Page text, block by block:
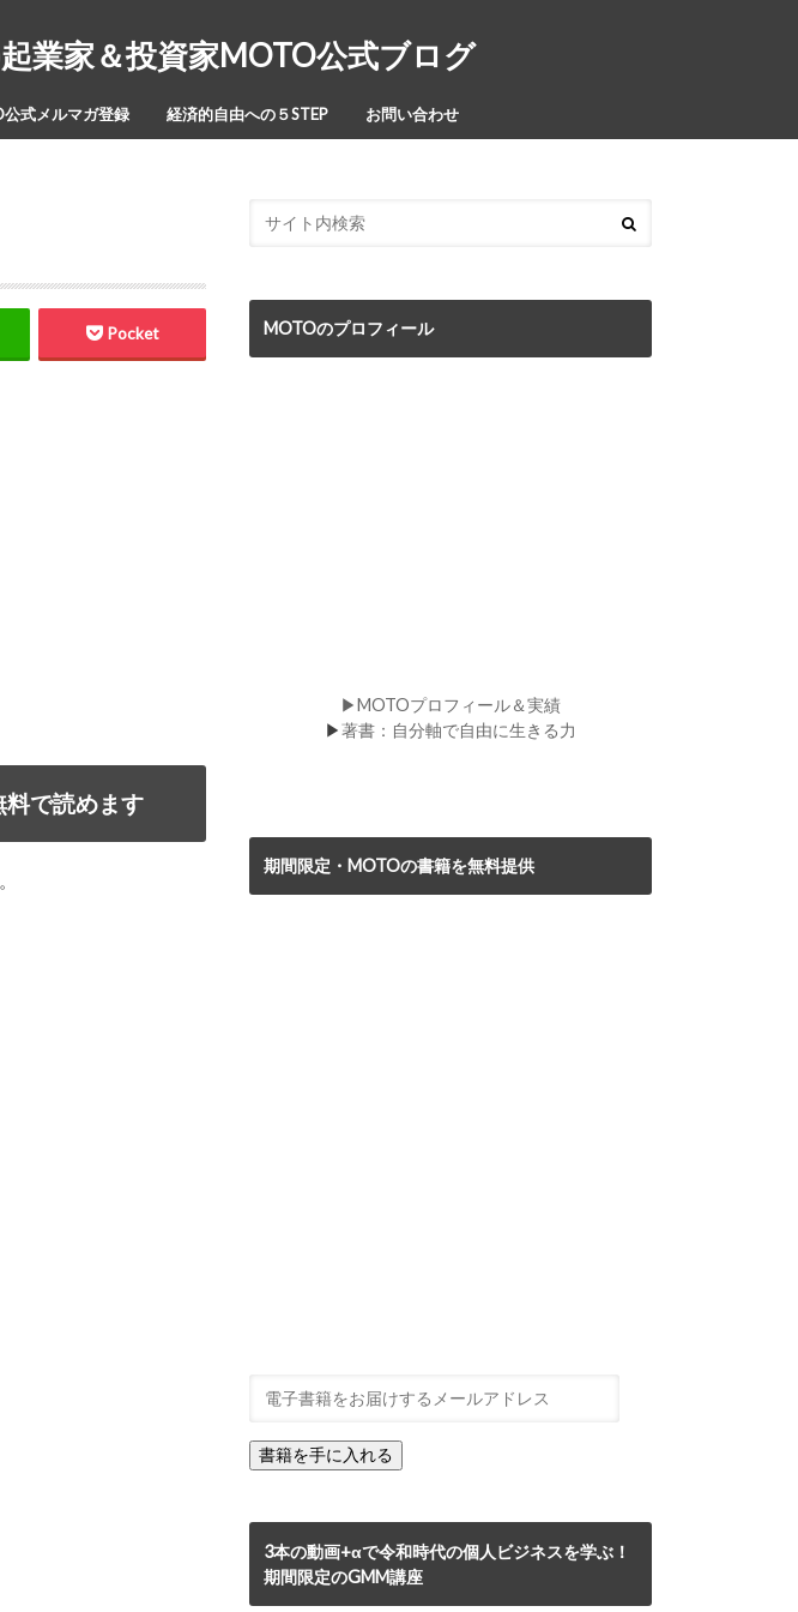
業家＆投資家MOTO公式ブログ
式メルマガ登録 経済的自由への５STEP お問い合わせ
Pocket
で読めます
MOTOのプロフィール
▶MOTOプロフィール＆実績
▶著書：自分軸で自由に生きる力
期間限定・MOTOの書籍を無料提供
3本の動画+αで令和時代の個人ビジネスを学ぶ！
期間限定のGMM講座